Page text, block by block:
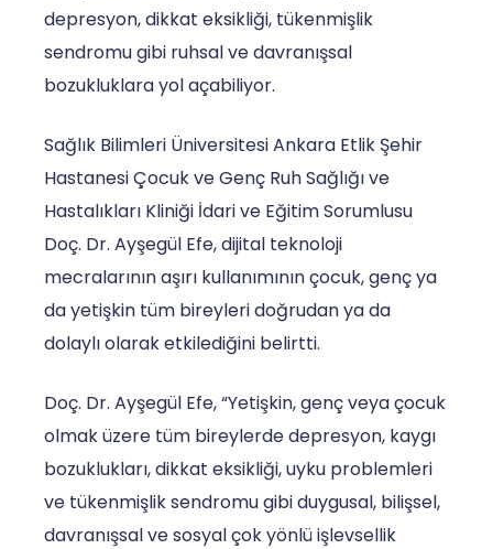
depresyon, dikkat eksikliği, tükenmişlik
sendromu gibi ruhsal ve davranışsal
bozukluklara yol açabiliyor.
Sağlık Bilimleri Üniversitesi Ankara Etlik Şehir
Hastanesi Çocuk ve Genç Ruh Sağlığı ve
Hastalıkları Kliniği İdari ve Eğitim Sorumlusu
Doç. Dr. Ayşegül Efe, dijital teknoloji
mecralarının aşırı kullanımının çocuk, genç ya
da yetişkin tüm bireyleri doğrudan ya da
dolaylı olarak etkilediğini belirtti.
Doç. Dr. Ayşegül Efe, “Yetişkin, genç veya çocuk
olmak üzere tüm bireylerde depresyon, kaygı
bozuklukları, dikkat eksikliği, uyku problemleri
ve tükenmişlik sendromu gibi duygusal, bilişsel,
davranışsal ve sosyal çok yönlü işlevsellik